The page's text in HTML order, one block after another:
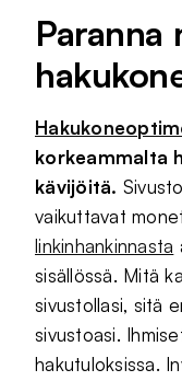
Paranna
korkeammalta
kävijöitä.
vaikuttavat
linkinhankinnasta
sisällössä. Mitä
sivustollasi, sitä
sivustoasi.
hakutuloksissa.